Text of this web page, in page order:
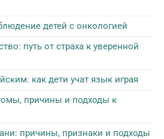
детей с онкологией
путь от страха к уверенной
как дети учат язык играя
причины и подходы к
причины, признаки и подходы